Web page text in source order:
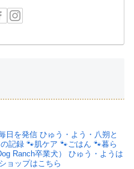
日を発信 ひゅう・よう・八朔と
記録 🐾肌ケア 🐾ごはん 🐾暮ら
Ranch卒業犬）
ひゅう・ようは
ョップはこちら